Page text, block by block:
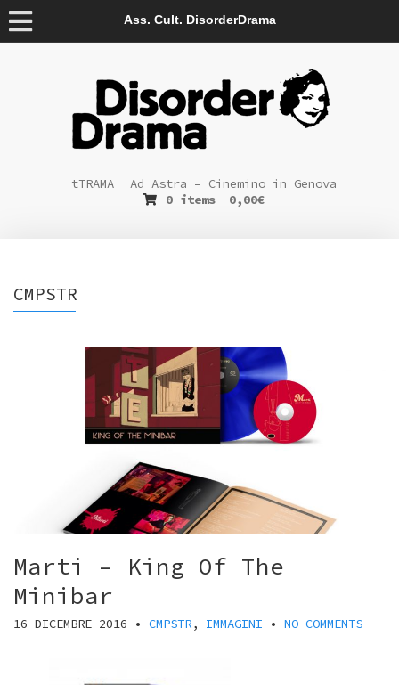
Ass. Cult. DisorderDrama
tTRAMA
Ad Astra – Cinemino in Genova
0 items
0,00€
CMPSTR
Marti – King Of The
Minibar
16 DICEMBRE 2016 • CMPSTR, IMMAGINI • NO COMMENTS